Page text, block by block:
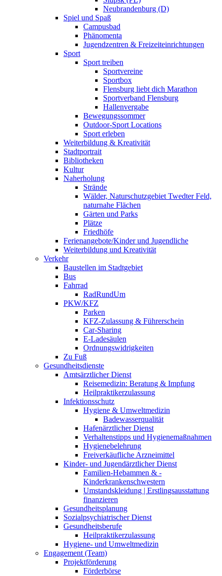
Neubrandenburg (D)
Spiel und Spaß
Campusbad
Phänomenta
Jugendzentren & Freizeiteinrichtungen
Sport
Sport treiben
Sportvereine
Sportbox
Flensburg liebt dich Marathon
Sportverband Flensburg
Hallenvergabe
Bewegungssommer
Outdoor-Sport Locations
Sport erleben
Weiterbildung & Kreativität
Stadtportrait
Bibliotheken
Kultur
Naherholung
Strände
Wälder, Naturschutzgebiet Twedter Feld,
naturnahe Flächen
Gärten und Parks
Plätze
Friedhöfe
Ferienangebote/Kinder und Jugendliche
Weiterbildung und Kreativität
Verkehr
Baustellen im Stadtgebiet
Bus
Fahrrad
RadRundUm
PKW/KFZ
Parken
KFZ-Zulassung & Führerschein
Car-Sharing
E-Ladesäulen
Ordnungswidrigkeiten
Zu Fuß
Gesundheitsdienste
Amtsärztlicher Dienst
Reisemedizin: Beratung & Impfung
Heilpraktikerzulassung
Infektionsschutz
Hygiene & Umweltmedizin
Badewasserqualität
Hafenärztlicher Dienst
Verhaltenstipps und Hygienemaßnahmen
Hygienebelehrung
Freiverkäufliche Arzneimittel
Kinder- und Jugendärztlicher Dienst
Familien-Hebammen & -
Kinderkrankenschwestern
Umstandskleidung | Erstlingsausstattung
finanzieren
Gesundheitsplanung
Sozialpsychiatrischer Dienst
Gesundheitsberufe
Heilpraktikerzulassung
Hygiene- und Umweltmedizin
Engagement (Team)
Projektförderung
Förderbörse